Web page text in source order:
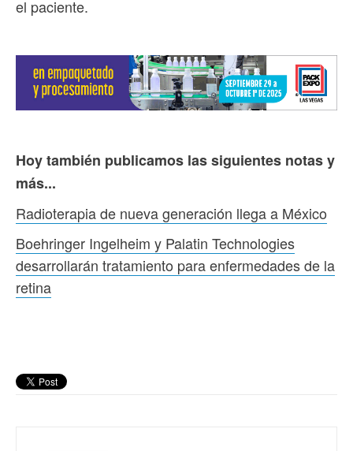
el paciente.
Hoy también publicamos las siguientes notas y
más...
Radioterapia de nueva generación llega a México
Boehringer Ingelheim y Palatin Technologies
desarrollarán tratamiento para enfermedades de la
retina